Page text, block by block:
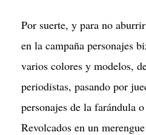
Por suerte, y para no
en la campaña personajes
varios colores y modelos,
periodistas, pasando por
personajes de la farándula
Revolcados en un